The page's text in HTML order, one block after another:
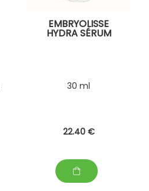
EMBRYOLISSE
HYDRA SÉRUM
30 ml
22.40 €